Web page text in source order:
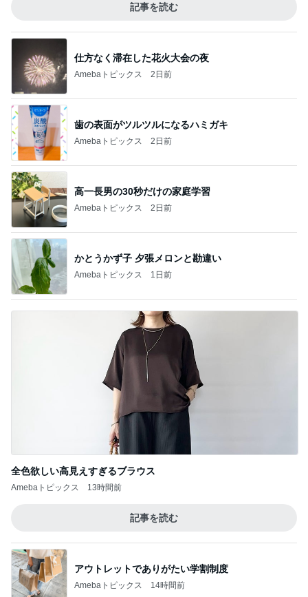
記事を読む
仕方なく滞在した花火大会の夜
Amebaトピックス 2日前
歯の表面がツルツルになるハミガキ
Amebaトピックス 2日前
高一長男の30秒だけの家庭学習
Amebaトピックス 2日前
かとうかず子 夕張メロンと勘違い
Amebaトピックス 1日前
全色欲しい高見えすぎるブラウス
Amebaトピックス 13時間前
記事を読む
アウトレットでありがたい学割制度
Amebaトピックス 14時間前